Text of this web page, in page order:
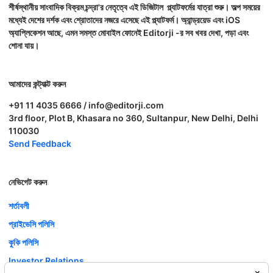
শীর্ষস্থানীয় সাংবাদিক বিক্রম চন্দ্রা'র নেতৃত্বে এই ডিজিটাল প্ল্যাটফর্মের যাত্রা শুরু। অল্প সময়ের
মধ্যেই দেশের দর্শক এবং শ্রোতাদের নজরে এসেছে এই প্ল্যাটফর্ম। অ্যান্ড্রয়েড এবং iOS
অ্যাপ্লিকেশন আছে, এমন সমস্ত মোবাইল ফোনেই Editorji -র সব খবর দেখা, পড়া এবং
শোনা যায়।
আমাদের কন্ট্যাক্ট করুন
+91 11 4035 6666 / info@editorji.com
3rd floor, Plot B, Khasara no 360, Sultanpur, New Delhi, Delhi
110030
Send Feedback
নেভিগেট করুন
শর্তাবলী
প্রাইভেসি পলিসি
কুকি পলিসি
Investor Relations